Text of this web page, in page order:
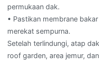
permukaan dak.
• Pastikan membrane
merekat sempurna.
Setelah terlindungi, atap
roof garden, area jemur,